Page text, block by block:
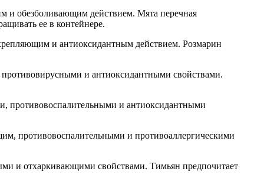
и обезболивающим действием. Мята перечная
ее в контейнере.
и антиоксидантным действием. Розмарин
и антиоксидантными свойствами.
противовоспалительными и антиоксидантными
противовоспалительными и противоаллергическими
и отхаркивающими свойствами. Тимьян предпочитает